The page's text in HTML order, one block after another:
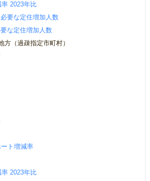
2023年比
要な定住増加人数
な定住増加人数
方（過疎指定市町村）
ト増減率
2023年比